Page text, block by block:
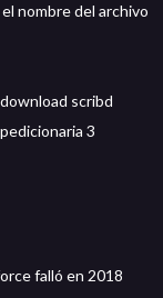
nombre del archivo
scribd
3
falló en 2018